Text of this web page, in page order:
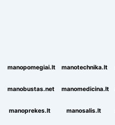
manopomegiai.lt manotechnika.lt
manobustas.net manomedicina.lt
manoprekes.lt manosalis.lt